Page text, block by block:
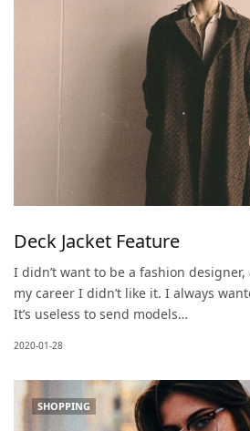
Deck Jacket Feature
I didn’t want to be a fashion
my career I didn’t like it. I always
It’s useless to send models…
2020-01-28
SHOPPING